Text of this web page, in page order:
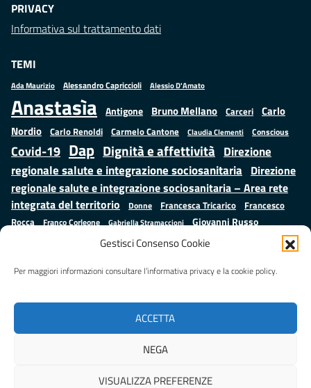
Gestisci Consenso Cookie
Per maggiori informazioni consultare l’informativa privacy e la cookie policy.
ACCETTA
NEGA
VISUALIZZA PREFERENZE
PRIVACY
Informativa sul trattamento dati
TEMI
Ada Maurizio Alessandro Capriccioli Alessio D'Amato
Anastasìa Antigone Bruno Mellano Carceri
Carlo
Nordio Carlo Renoldi Carmelo Cantone Claudia Clementi Conscious
Covid-19 Dap Dignità e affettività Direzione
regionale salute e integrazione sociosanitaria Direzione
regionale salute e integrazione sociosanitaria – Area rete
integrata del territorio
Donne Francesca Tricarico
Francesco
Rocca
Franco Corleone Gabriella Stramaccioni Giovanni Russo
Giuseppe Emanuele Cangemi Istruzione e cultura
Mauro
Palma ministero della Giustizia Minori Misure
Regione Lazio
Salute Samuele Ciambriello
Sarah Grieco Situazione in numeri
Valentina Calderone